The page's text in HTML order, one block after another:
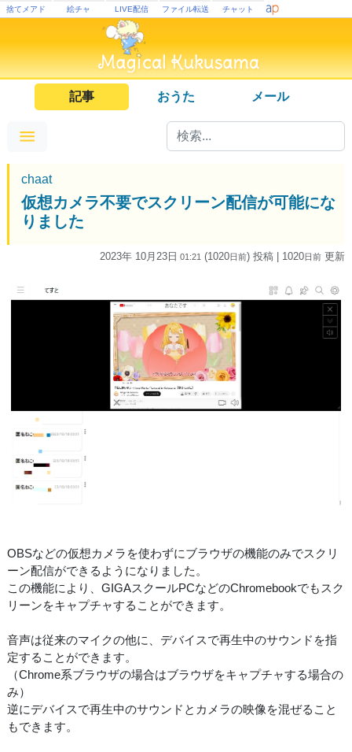
捨てメアド 絵チャ LIVE配信 ファイル転送 チャット
記事 おうた メール
chaat
仮想カメラ不要でスクリーン配信が可能にな
りました
2023年 10月23日 01:21 (1020日前) 投稿 | 1020日前 更新
OBSなどの仮想カメラを使わずにブラウザの機能のみでスクリ
ーン配信ができるようになりました。
この機能により、GIGAスクールPCなどのChromebookでもスク
リーンをキャプチャすることができます。
音声は従来のマイクの他に、デバイスで再生中のサウンドを指
定することができます。
（Chrome系ブラウザの場合はブラウザをキャプチャする場合の
み）
逆にデバイスで再生中のサウンドとカメラの映像を混ぜること
もできます。